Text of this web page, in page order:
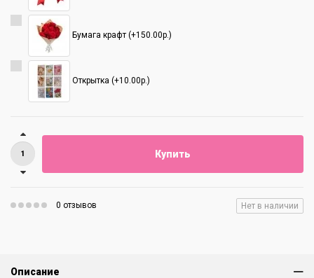
Бумага крафт (+150.00р.)
Открытка (+10.00р.)
Купить
0 отзывов Нет в наличии
Описание